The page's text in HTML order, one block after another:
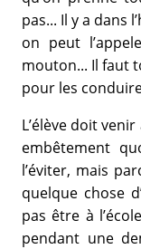
pas... Il y a dans
on peut
mouton... Il faut
pour les
L’élève doit
embêtement
l’éviter, mais
quelque chose
pas être à
pendant une